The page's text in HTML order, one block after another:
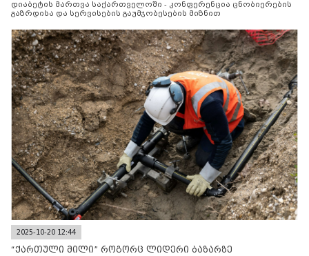
დიაბეტის მართვა საქართველოში - კონფერენცია ცნობიერების
გაზრდისა და სერვისების გაუმჯობესების მიზნით
2025-10-20 12:44
“ქართული მილი” როგორც ლიდერი ბაზარზე